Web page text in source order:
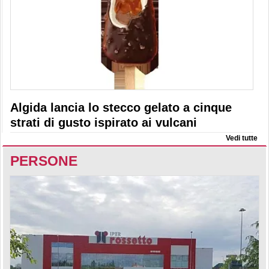
Algida lancia lo stecco gelato a cinque
strati di gusto ispirato ai vulcani
Vedi tutte
PERSONE